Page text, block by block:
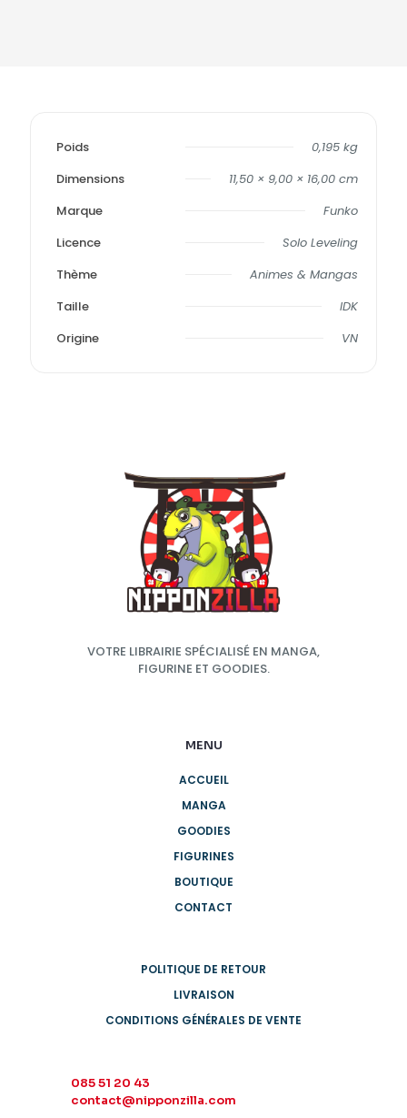
Poids
0,195 kg
Dimensions
11,50 × 9,00 × 16,00 cm
Marque
Funko
Licence
Solo Leveling
Thème
Animes & Mangas
Taille
IDK
Origine
VN
VOTRE LIBRAIRIE SPÉCIALISÉ EN MANGA,
FIGURINE ET GOODIES.
MENU
ACCUEIL
MANGA
GOODIES
FIGURINES
BOUTIQUE
CONTACT
POLITIQUE DE RETOUR
LIVRAISON
CONDITIONS GÉNÉRALES DE VENTE
085 51 20 43
contact@nipponzilla.com